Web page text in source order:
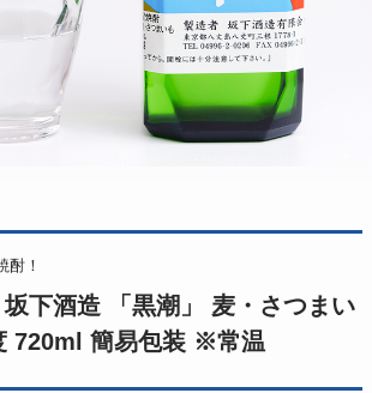
酎！
下酒造 「黒潮」 麦・さつまい
720ml 簡易包装 ※常温